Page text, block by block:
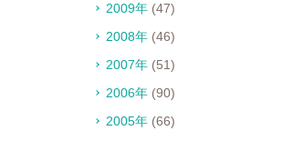
2009年 (47)
2008年 (46)
2007年 (51)
2006年 (90)
2005年 (66)